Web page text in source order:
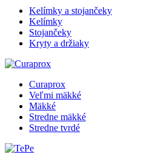
Kelímky a stojančeky
Kelímky
Stojančeky
Kryty a držiaky
Curaprox
Veľmi mäkké
Mäkké
Stredne mäkké
Stredne tvrdé